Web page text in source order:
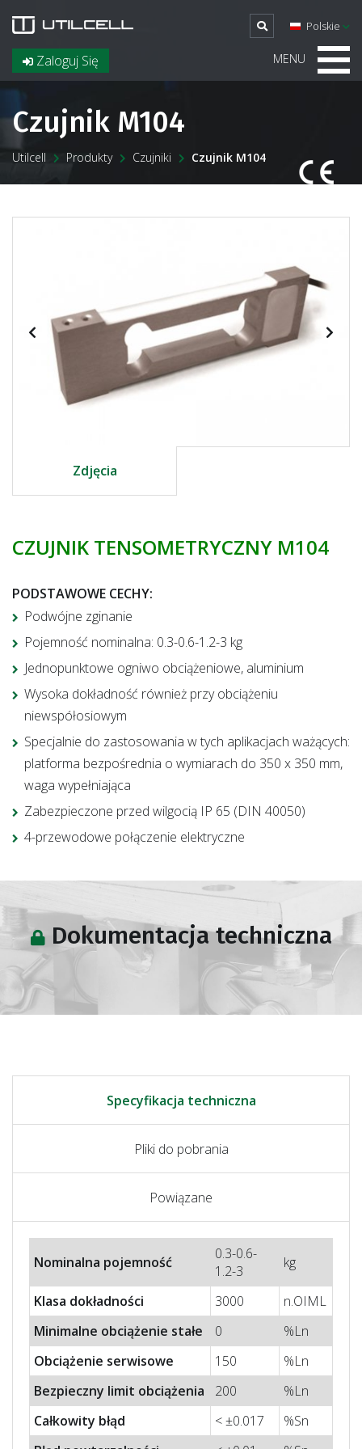
Zaloguj Się
Polskie
MENU
Czujnik M104
Utilcell Produkty Czujniki Czujnik M104
Zdjęcia
CZUJNIK TENSOMETRYCZNY M104
PODSTAWOWE CECHY:
Podwójne zginanie
Pojemność nominalna: 0.3-0.6-1.2-3 kg
Jednopunktowe ogniwo obciążeniowe, aluminium
Wysoka dokładność również przy obciążeniu
niewspółosiowym
Specjalnie do zastosowania w tych aplikacjach ważących:
platforma bezpośrednia o wymiarach do 350 x 350 mm,
waga wypełniająca
Zabezpieczone przed wilgocią IP 65 (DIN 40050)
4-przewodowe połączenie elektryczne
Dokumentacja techniczna
Specyfikacja techniczna
Pliki do pobrania
Powiązane
Nominalna pojemność
0.3-0.6-
1.2-3
kg
Klasa dokładności 3000
n.OIML
Minimalne obciążenie stałe
0
%Ln
Obciążenie serwisowe
150
%Ln
Bezpieczny limit obciążenia
200
%Ln
Całkowity błąd
< ±0.017
%Sn